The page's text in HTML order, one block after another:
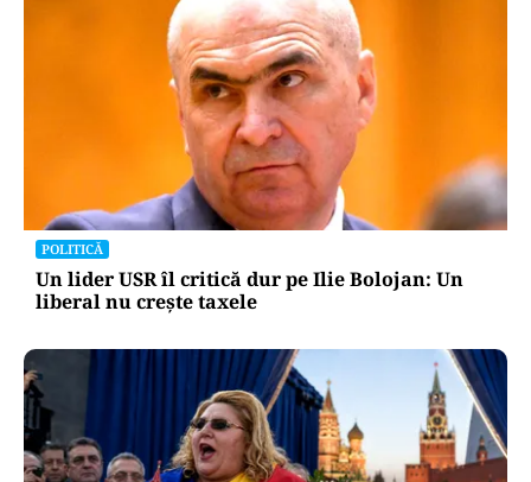
POLITICĂ
Un lider USR îl critică dur pe Ilie Bolojan: Un
liberal nu crește taxele